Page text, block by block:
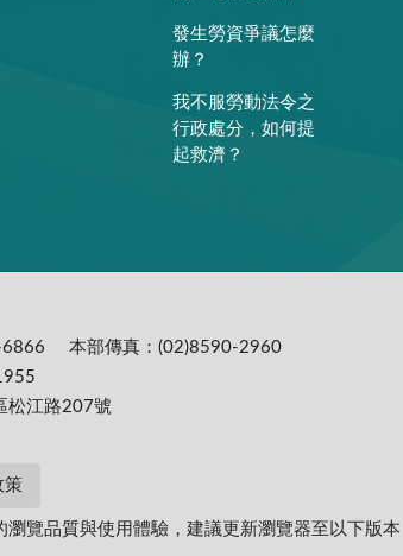
發生勞資爭議怎麼
辦？
我不服勞動法令之
行政處分，如何提
起救濟？
本部傳真：(02)8590-2960
松江路207號
策
覽品質與使用體驗，建議更新瀏覽器至以下版